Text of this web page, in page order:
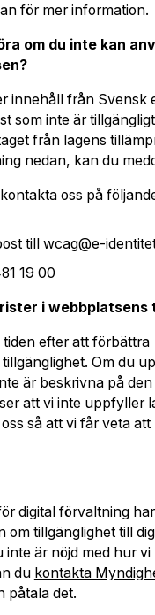
för mer information.
om du inte kan
innehåll från Svensk
som inte är
från lagens
nedan, kan du
oss på
till wcag@e-
19 00
i webbplatsens
efter att förbättra
Om du
är beskrivna på
att vi inte uppfyller
så att vi får veta
digital förvaltning
om tillgänglighet till
inte är nöjd med hur
du kontakta
påtala det.